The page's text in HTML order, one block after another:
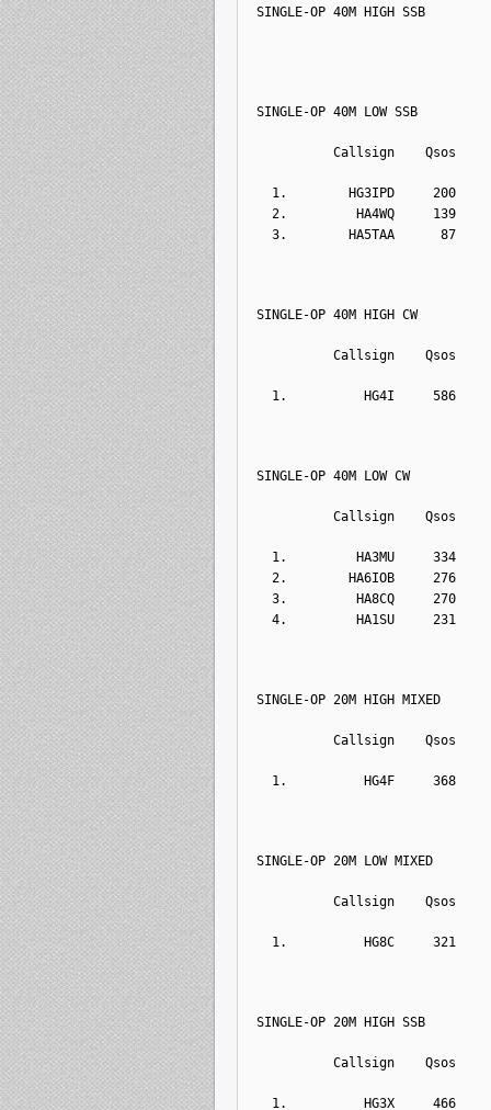
SINGLE-OP 40M HIGH SSB
SINGLE-OP 40M LOW SSB
Callsign    Qsos
1.        HG3IPD     200
2.         HA4WQ     139
3.        HA5TAA      87
SINGLE-OP 40M HIGH CW
Callsign    Qsos
1.          HG4I     586
SINGLE-OP 40M LOW CW
Callsign    Qsos
1.         HA3MU     334
2.        HA6IOB     276
3.         HA8CQ     270
4.         HA1SU     231
SINGLE-OP 20M HIGH MIXED
Callsign    Qsos
1.          HG4F     368
SINGLE-OP 20M LOW MIXED
Callsign    Qsos
1.          HG8C     321
SINGLE-OP 20M HIGH SSB
Callsign    Qsos
1.          HG3X     466